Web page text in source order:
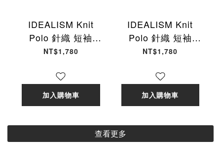
IDEALISM Knit
Polo 針織 短袖
POLO衫 黑色 ID-
NT$1,780
加入購物車
IDEALISM Knit
Polo 針織 短袖
POLO衫 紫色 ID-
NT$1,780
加入購物車
查看更多